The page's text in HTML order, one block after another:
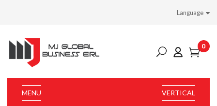
Language
0
VERTICAL
MENU